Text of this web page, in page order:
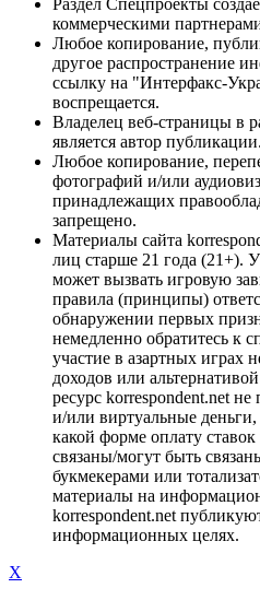
коммерческими
Любое копирование,
другое распространение
ссылку на "Интерфакс-
воспрещается.
Владелец веб-страницы в
является автор публикации.
Любое копирование,
фотографий и/или
принадлежащих
запрещено.
Материалы сайта
лиц старше 21 года (21+).
может вызвать игровую
правила (принципы)
обнаружении первых
немедленно обратитесь к
участие в азартных играх
доходов или
ресурс korrespondent.net
и/или виртуальные
какой форме оплату
связаны/могут быть
букмекерами или
материалы на
korrespondent.net
информационных целях.
X